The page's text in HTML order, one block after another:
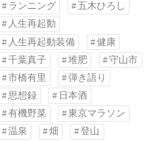
ランニング
五木ひろし
人生再起動
人生再起動装備
健康
千葉真子
堆肥
守山市
市橋有里
弾き語り
思想録
日本酒
有機野菜
東京マラソン
温泉
畑
登山